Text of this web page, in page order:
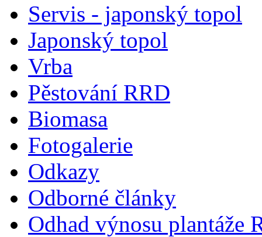
Servis - japonský topol
Japonský topol
Vrba
Pěstování RRD
Biomasa
Fotogalerie
Odkazy
Odborné články
Odhad výnosu plantáže